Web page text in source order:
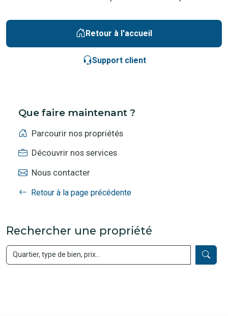
Retour à l'accueil
Support client
Que faire maintenant ?
Parcourir nos propriétés
Découvrir nos services
Nous contacter
Retour à la page précédente
Rechercher une propriété